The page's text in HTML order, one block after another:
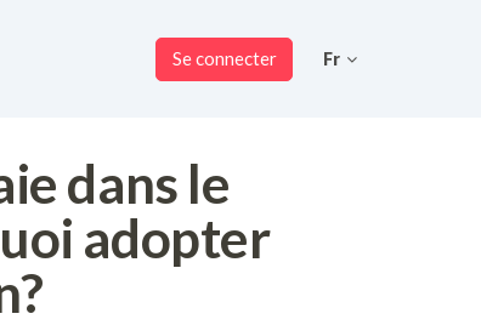
Se connecter Fr
dans le
adopter